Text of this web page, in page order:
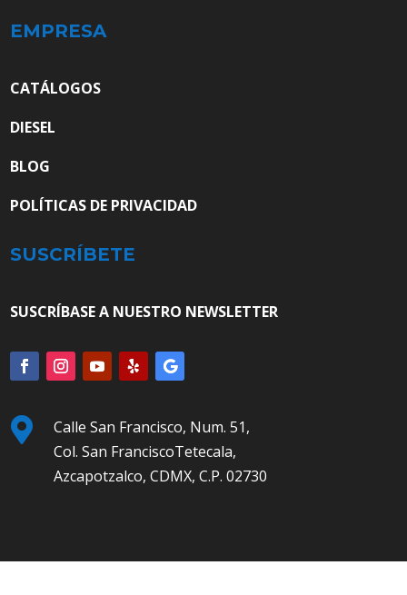
EMPRESA
CATÁLOGOS
DIESEL
BLOG
POLÍTICAS DE PRIVACIDAD
SUSCRÍBETE
SUSCRÍBASE A NUESTRO NEWSLETTER

Calle San Francisco, Num. 51,
Col. San FranciscoTetecala,
Azcapotzalco, CDMX, C.P. 02730